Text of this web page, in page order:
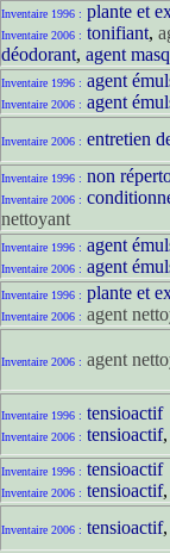
Inventaire 1996 : plante et
Inventaire 2006 : tonifiant,
déodorant, agent
Inventaire 1996 : agent
Inventaire 2006 : agent
Inventaire 2006 : entretien
Inventaire 1996 : non
Inventaire 2006 :
nettoyant
Inventaire 1996 : agent
Inventaire 2006 : agent
Inventaire 1996 : plante et
Inventaire 2006 : agent
Inventaire 2006 : agent
Inventaire 1996 : tensioactif
Inventaire 2006 : tensioactif,
Inventaire 1996 : tensioactif
Inventaire 2006 : tensioactif,
Inventaire 2006 : tensioactif,